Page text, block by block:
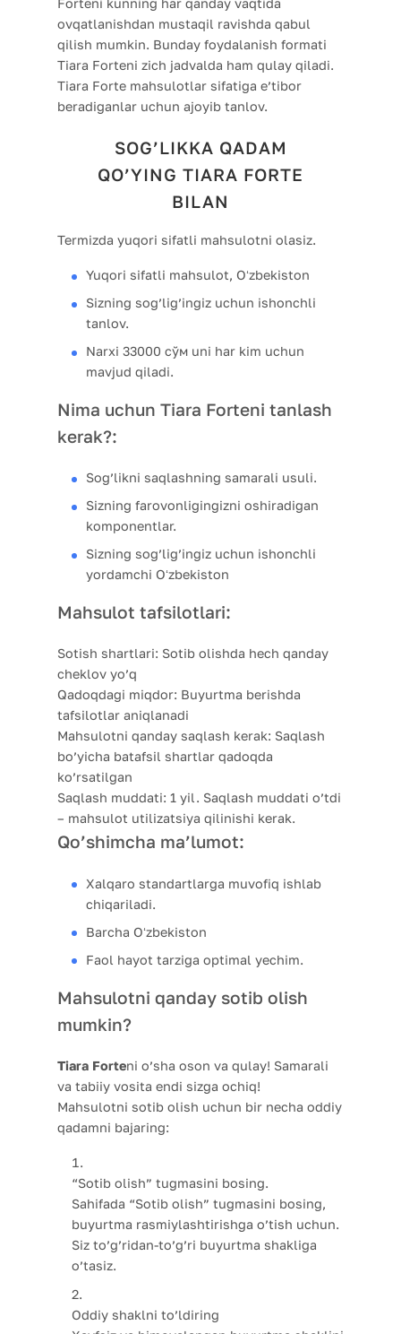
Forteni kunning har qanday vaqtida
ovqatlanishdan mustaqil ravishda qabul
qilish mumkin. Bunday foydalanish formati
Tiara Forteni zich jadvalda ham qulay qiladi.
Tiara Forte mahsulotlar sifatiga e’tibor
beradiganlar uchun ajoyib tanlov.
SOG’LIKKA QADAM
QO’YING TIARA FORTE
BILAN
Termizda yuqori sifatli mahsulotni olasiz.
Yuqori sifatli mahsulot, Oʻzbekiston
Sizning sog’lig’ingiz uchun ishonchli
tanlov.
Narxi 33000 сўм uni har kim uchun
mavjud qiladi.
Nima uchun Tiara Forteni tanlash
kerak?:
Sog’likni saqlashning samarali usuli.
Sizning farovonligingizni oshiradigan
komponentlar.
Sizning sog’lig’ingiz uchun ishonchli
yordamchi Oʻzbekiston
Mahsulot tafsilotlari:
Sotish shartlari: Sotib olishda hech qanday
cheklov yo’q
Qadoqdagi miqdor: Buyurtma berishda
tafsilotlar aniqlanadi
Mahsulotni qanday saqlash kerak: Saqlash
bo’yicha batafsil shartlar qadoqda
ko’rsatilgan
Saqlash muddati: 1 yil. Saqlash muddati o’tdi
– mahsulot utilizatsiya qilinishi kerak.
Qo’shimcha ma’lumot:
Xalqaro standartlarga muvofiq ishlab
chiqariladi.
Barcha Oʻzbekiston
Faol hayot tarziga optimal yechim.
Mahsulotni qanday sotib olish
mumkin?
Tiara Forteni o’sha oson va qulay! Samarali
va tabiiy vosita endi sizga ochiq!
Mahsulotni sotib olish uchun bir necha oddiy
qadamni bajaring:
“Sotib olish” tugmasini bosing.
Sahifada “Sotib olish” tugmasini bosing,
buyurtma rasmiylashtirishga o’tish uchun.
Siz to’g’ridan-to’g’ri buyurtma shakliga
o’tasiz.
Oddiy shaklni to’ldiring